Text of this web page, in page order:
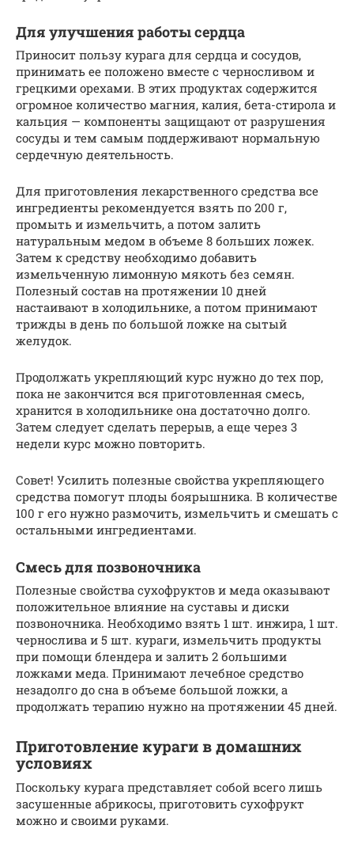
Для улучшения работы сердца
Приносит пользу курага для сердца и сосудов,
принимать ее положено вместе с черносливом и
грецкими орехами. В этих продуктах содержится
огромное количество магния, калия, бета-стирола и
кальция — компоненты защищают от разрушения
сосуды и тем самым поддерживают нормальную
сердечную деятельность.
Для приготовления лекарственного средства все
ингредиенты рекомендуется взять по 200 г,
промыть и измельчить, а потом залить
натуральным медом в объеме 8 больших ложек.
Затем к средству необходимо добавить
измельченную лимонную мякоть без семян.
Полезный состав на протяжении 10 дней
настаивают в холодильнике, а потом принимают
трижды в день по большой ложке на сытый
желудок.
Продолжать укрепляющий курс нужно до тех пор,
пока не закончится вся приготовленная смесь,
хранится в холодильнике она достаточно долго.
Затем следует сделать перерыв, а еще через 3
недели курс можно повторить.
Совет! Усилить полезные свойства укрепляющего
средства помогут плоды боярышника. В количестве
100 г его нужно размочить, измельчить и смешать с
остальными ингредиентами.
Смесь для позвоночника
Полезные свойства сухофруктов и меда оказывают
положительное влияние на суставы и диски
позвоночника. Необходимо взять 1 шт. инжира, 1 шт.
чернослива и 5 шт. кураги, измельчить продукты
при помощи блендера и залить 2 большими
ложками меда. Принимают лечебное средство
незадолго до сна в объеме большой ложки, а
продолжать терапию нужно на протяжении 45 дней.
Приготовление кураги в домашних
условиях
Поскольку курага представляет собой всего лишь
засушенные абрикосы, приготовить сухофрукт
можно и своими руками.